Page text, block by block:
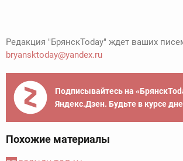
Редакция "БрянскToday" ждет ваших
bryansktoday@yandex.ru
Подписывайтесь на
Яндекс.Дзен. Будьте в курсе
Похожие материалы